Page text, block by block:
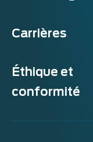
Carrières
Éthique et
conformité